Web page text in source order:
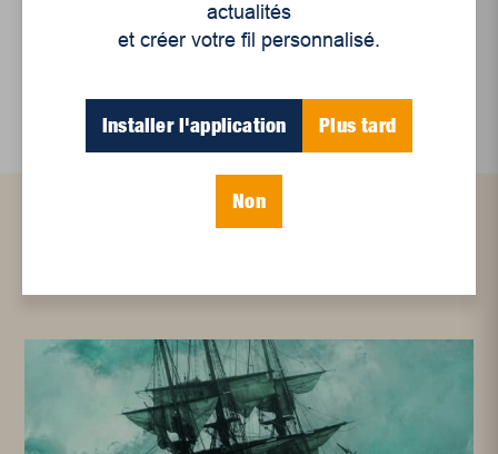
Et les politiques peinent à suivre
actualités
et créer votre fil personnalisé.
Installer l'application Plus tard
Non